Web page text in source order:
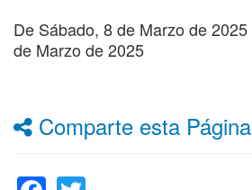
De Sábado, 8 de Marzo de 2025
de Marzo de 2025
Comparte esta Página
Facebook